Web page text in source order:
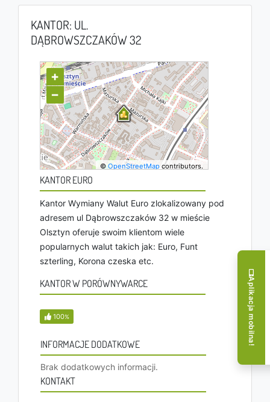
KANTOR: UL.
DĄBROWSZCZAKÓW 32
+
−
©OpenStreetMap contributors.
KANTOR EURO
Kantor Wymiany Walut Euro zlokalizowany pod
adresem ul Dąbrowszczaków 32 w mieście
Olsztyn oferuje swoim klientom wiele
popularnych walut takich jak: Euro, Funt
szterling, Korona czeska etc.
KANTOR W PORÓWNYWARCE
100%
INFORMACJE DODATKOWE
Brak dodatkowych informacji.
KONTAKT
Aplikacja mobilna!